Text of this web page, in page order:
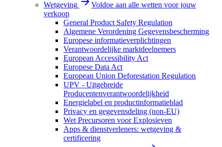
Wetgeving
Voldoe aan alle wetten voor jouw
verkoop
General Product Safety Regulation
Algemene Verordening Gegevensbescherming
Europese informatieverplichtingen
Verantwoordelijke marktdeelnemers
European Accessibility Act
Europese Data Act
European Union Deforestation Regulation
UPV - Uitgebreide
Producentenverantwoordelijkheid
Energielabel en productinformatieblad
Privacy en gegevensdeling (non-EU)
Wet Precursoren voor Explosieven
Apps & dienstverleners: wetgeving &
certificering